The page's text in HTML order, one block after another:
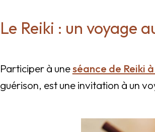
Le Reiki : un voyage
Participer à uneséance de Reiki
guérison, est une invitation à un